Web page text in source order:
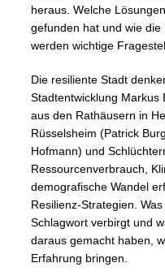
heraus. Welche
gefunden hat und wie die
werden wichtige
Die resiliente Stadt
Stadtentwicklung Markus
aus den Rathäusern in
Rüsselsheim (Patrick
Hofmann) und
Ressourcenverbrauch,
demografische Wandel
Resilienz-Strategien.
Schlagwort verbirgt und
daraus gemacht haben,
Erfahrung bringen.